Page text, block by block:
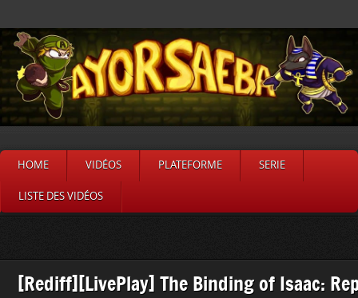
HOME VIDÉOS PLATEFORME SERIE
LISTE DES VIDÉOS
[Rediff][LivePlay] The Binding of Isaac: